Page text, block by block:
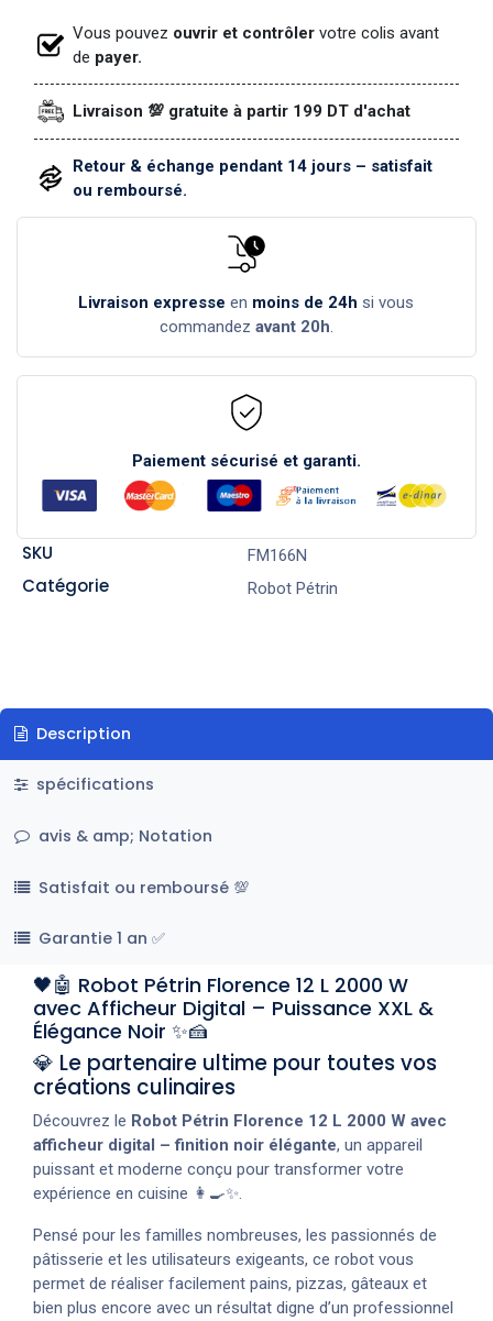
Vous pouvez ouvrir et contrôler votre colis avant
de payer.
Livraison 💯 gratuite à partir 199 DT d'achat
Retour & échange pendant 14 jours – satisfait
ou remboursé.
Livraison expresse en moins de 24h si vous
commandez avant 20h.
Paiement sécurisé et garanti.
SKU FM166N
Catégorie Robot Pétrin
Description
spécifications
avis & amp; Notation
Satisfait ou remboursé 💯
Garantie 1 an ✅
🖤🤖 Robot Pétrin Florence 12 L 2000 W
avec Afficheur Digital – Puissance XXL &
Élégance Noir ✨🍰
💎 Le partenaire ultime pour toutes vos
créations culinaires
Découvrez le Robot Pétrin Florence 12 L 2000 W avec
afficheur digital – finition noir élégante, un appareil
puissant et moderne conçu pour transformer votre
expérience en cuisine 👩‍🍳✨.
Pensé pour les familles nombreuses, les passionnés de
pâtisserie et les utilisateurs exigeants, ce robot vous
permet de réaliser facilement pains, pizzas, gâteaux et
bien plus encore avec un résultat digne d’un professionnel